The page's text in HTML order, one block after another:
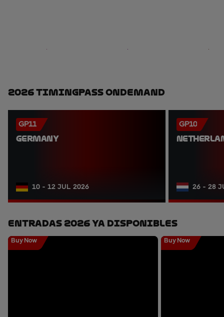
2026 TimingPass OnDemand
GP11
GERMANY
10 - 12 JUL 2026
GP10
26 - 28
Entradas 2026 Ya Disponibles
Buy Now Buy Now